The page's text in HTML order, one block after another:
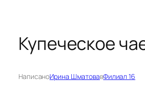
Купеческое
НаписаноИрина ШматовавФилиал 16